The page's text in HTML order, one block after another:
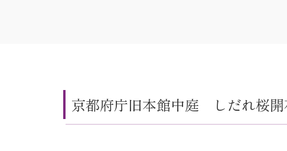
京都府庁旧本館中庭 しだれ桜開